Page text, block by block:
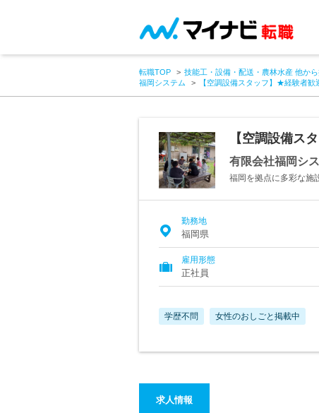
転職TOP 技能工・設備・配送・農林水産 他か
福岡システム
【空調設備スタッフ】★経験者
【空調設備ス
有限会社福岡シ
福岡を拠点に多彩な施
勤務地
福岡県
雇用形態
正社員
学歴不問 女性のおしごと掲載中
求人情報